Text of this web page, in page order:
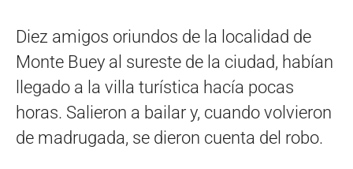
Diez amigos oriundos de la localidad de
Monte Buey al sureste de la ciudad, habían
llegado a la villa turística hacía pocas
horas. Salieron a bailar y, cuando volvieron
de madrugada, se dieron cuenta del robo.